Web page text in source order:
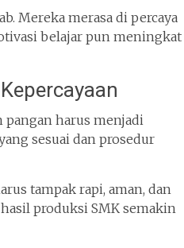
Mereka merasa di percaya
belajar pun meningkat
harus menjadi
sesuai dan prosedur
tampak rapi, aman, dan
produksi SMK semakin